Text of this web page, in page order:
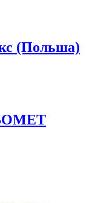
(Польша)